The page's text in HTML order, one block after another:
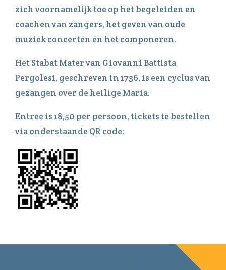
zich voornamelijk toe op het begeleiden en
coachen van zangers, het geven van oude
muziek concerten en het componeren.
Het Stabat Mater van Giovanni Battista
Pergolesi, geschreven in 1736, is een cyclus van
gezangen over de heilige Maria.
Entree is 18,50 per persoon, tickets te bestellen
via onderstaande QR code: